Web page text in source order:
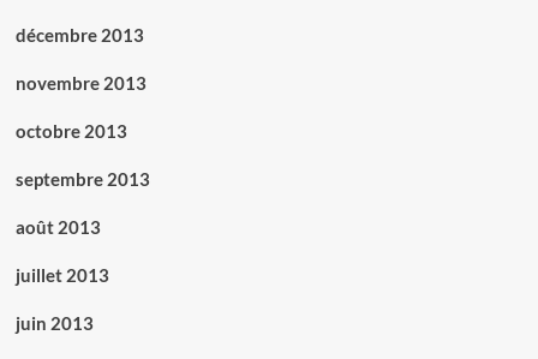
décembre 2013
novembre 2013
octobre 2013
septembre 2013
août 2013
juillet 2013
juin 2013